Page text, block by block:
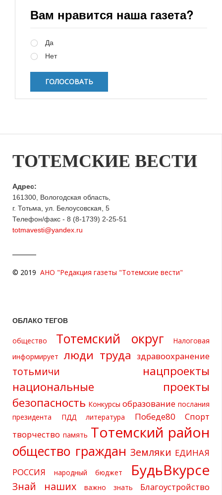
Вам нравится наша газета?
Да
Нет
ТОТЕМСКИЕ ВЕСТИ
Адрес:
161300, Вологодская область,
г. Тотьма, ул. Белоусовская, 5
Телефон/факс - 8 (8-1739) 2-25-51
totmavesti@yandex.ru
© 2019 АНО "Редакция газеты "Тотемские вести"
ОБЛАКО ТЕГОВ
общество Тотемский округ
Налоговая
информирует
люди труда здравоохранение
тотьмичи
нацпроекты
национальные проекты
безопасность Конкурсы образование послания
президента
ПДД литература Победе80
Спорт
творчество память Тотемский район
общество граждан Земляки ЕДИНАЯ
РОССИЯ
народный бюджет БудьВкурсе
Знай наших важно знать Благоустройство